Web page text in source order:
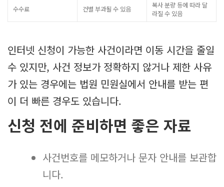
수수료 건별 부과될 수 있음
복사 분량 등에 따라 달
라질 수 있음
인터넷 신청이 가능한 사건이라면 이동 시간을 줄일
수 있지만, 사건 정보가 정확하지 않거나 제한 사유
가 있는 경우에는 법원 민원실에서 안내를 받는 편
이 더 빠른 경우도 있습니다.
신청 전에 준비하면 좋은 자료
사건번호를 메모하거나 문자 안내를 보관합
니다.